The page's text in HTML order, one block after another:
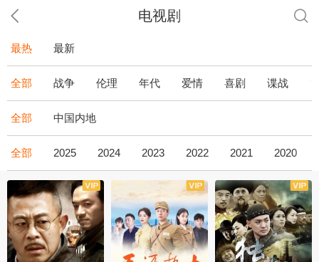
电视剧
最热 最新
全部 战争 伦理 年代 爱情 喜剧 谍战
全部 中国内地
全部 2025 2024 2023 2022 2021 2020
全43集 全36集 全34集